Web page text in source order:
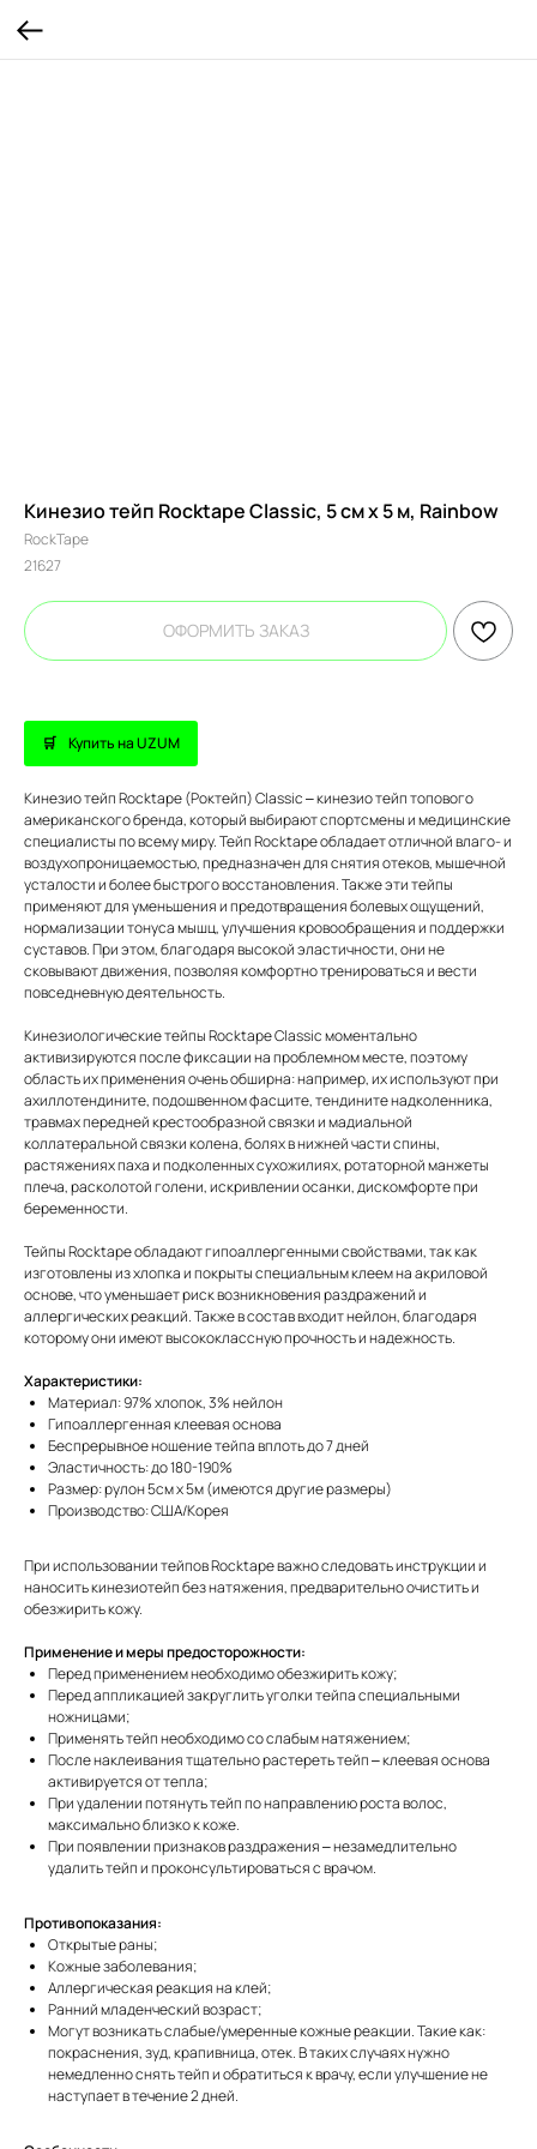
Кинезио тейп Rocktape Classic, 5 см х 5 м, Rainbow
RockTape
21627
ОФОРМИТЬ ЗАКАЗ
Купить на UZUM
Кинезио тейп Rocktape (Роктейп) Classic – кинезио тейп топового
американского бренда, который выбирают спортсмены и медицинские
специалисты по всему миру. Тейп Rocktape обладает отличной влаго- и
воздухопроницаемостью, предназначен для снятия отеков, мышечной
усталости и более быстрого восстановления. Также эти тейпы
применяют для уменьшения и предотвращения болевых ощущений,
нормализации тонуса мышц, улучшения кровообращения и поддержки
суставов. При этом, благодаря высокой эластичности, они не
сковывают движения, позволяя комфортно тренироваться и вести
повседневную деятельность.
Кинезиологические тейпы Rocktape Classic моментально
активизируются после фиксации на проблемном месте, поэтому
область их применения очень обширна: например, их используют при
ахиллотендините, подошвенном фасците, тендините надколенника,
травмах передней крестообразной связки и мадиальной
коллатеральной связки колена, болях в нижней части спины,
растяжениях паха и подколенных сухожилиях, ротаторной манжеты
плеча, расколотой голени, искривлении осанки, дискомфорте при
беременности.
Тейпы Rocktape обладают гипоаллергенными свойствами, так как
изготовлены из хлопка и покрыты специальным клеем на акриловой
основе, что уменьшает риск возникновения раздражений и
аллергических реакций. Также в состав входит нейлон, благодаря
которому они имеют высококлассную прочность и надежность.
Характеристики:
Материал: 97% хлопок, 3% нейлон
Гипоаллергенная клеевая основа
Беспрерывное ношение тейпа вплоть до 7 дней
Эластичность: до 180-190%
Размер: рулон 5см х 5м (имеются другие размеры)
Производство: США/Корея
При использовании тейпов Rocktape важно следовать инструкции и
наносить кинезиотейп без натяжения, предварительно очистить и
обезжирить кожу.
Применение и меры предосторожности:
Перед применением необходимо обезжирить кожу;
Перед аппликацией закруглить уголки тейпа специальными
ножницами;
Применять тейп необходимо со слабым натяжением;
После наклеивания тщательно растереть тейп – клеевая основа
активируется от тепла;
При удалении потянуть тейп по направлению роста волос,
максимально близко к коже.
При появлении признаков раздражения – незамедлительно
удалить тейп и проконсультироваться с врачом.
Противопоказания:
Открытые раны;
Кожные заболевания;
Аллергическая реакция на клей;
Ранний младенческий возраст;
Могут возникать слабые/умеренные кожные реакции. Такие как:
покраснения, зуд, крапивница, отек. В таких случаях нужно
немедленно снять тейп и обратиться к врачу, если улучшение не
наступает в течение 2 дней.